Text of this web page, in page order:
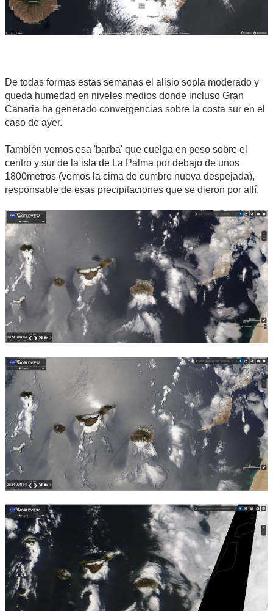
De todas formas estas semanas el alisio sopla moderado y
queda humedad en niveles medios donde incluso Gran
Canaria ha generado convergencias sobre la costa sur en el
caso de ayer.
También vemos esa 'barba' que cuelga en peso sobre el
centro y sur de la isla de La Palma por debajo de unos
1800metros (vemos la cima de cumbre nueva despejada),
responsable de esas precipitaciones que se dieron por allí.